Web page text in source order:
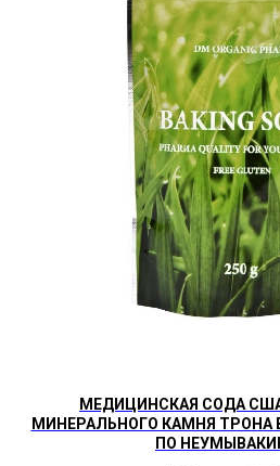
МЕДИЦИНСКАЯ СОДА
МИНЕРАЛЬНОГО КАМНЯ ТРОНА
ПО